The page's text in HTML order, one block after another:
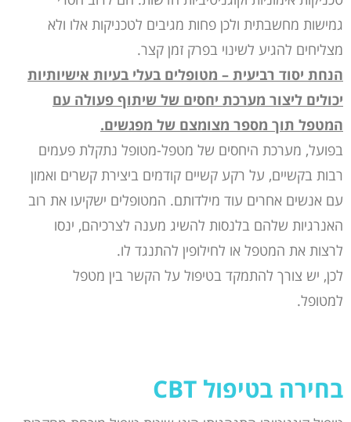
גמישות מחשבתית ולכן פחות מגיבים לטכניקות אלו ולא
מצליחים להגיע לשינוי בפרק זמן קצר.
הנחת יסוד רביעית – מטופלים בעלי בעיות אישיותיות
יכולים ליצור מערכת יחסים של שיתוף פעולה עם
המטפל תוך מספר מצומצם של מפגשים.
בפועל, מערכת היחסים של מטפל-מטופל נתקלת פעמים
רבות בקשיים, על רקע קשיים קודמים ביצירת קשרים ואמון
עם אנשים אחרים עוד מילדותם. המטופלים ישקיעו את רוב
האנרגיות שלהם בלנסות להשיג מענה לצרכיהם, ינסו
לרצות את המטפל או לחילופין להתנגד לו.
לכן, יש צורך להתמקד בטיפול על הקשר בין מטפל
למטופל.
בחירה בטיפול CBT